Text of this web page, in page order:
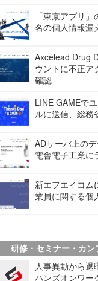
「東京アプリ
名の個人情報漏
Axcelead Drug
ウントに不正ア
確認
LINE GAMEで
ルに送信、総務
ADサーバ上の
電舎電子工業に
新エフエイコム
業員に関する個
研修・セミナー・カン
人事異動から退
ハンズオンワー